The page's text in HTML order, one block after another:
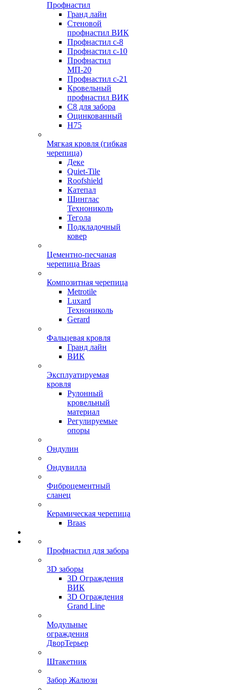
Профнастил
Гранд лайн
Стеновой
профнастил ВИК
Профнастил с-8
Профнастил с-10
Профнастил
МП-20
Профнастил с-21
Кровельный
профнастил ВИК
С8 для забора
Оцинкованный
Н75
Мягкая кровля (гибкая
черепица)
Деке
Quiet-Tile
Roofshield
Катепал
Шинглас
Технониколь
Тегола
Подкладочный
ковер
Цементно-песчаная
черепица Braas
Композитная черепица
Metrotile
Luxard
Технониколь
Gerard
Фальцевая кровля
Гранд лайн
ВИК
Эксплуатируемая
кровля
Рулонный
кровельный
материал
Регулируемые
опоры
Ондулин
Ондувилла
Фиброцементный
сланец
Керамическая черепица
Braas
Профнастил для забора
3D заборы
3D Ограждения
ВИК
3D Ограждения
Grand Line
Модульные
ограждения
ДворТерьер
Штакетник
Забор Жалюзи